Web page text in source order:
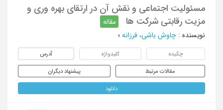
مسئولیت اجتماعی و نقش آن در ارتقای بهره وری و
مزیت رقابتی شرکت ها
مقاله
نویسنده : چاوش باشی، فرزانه ؛
چکیده کلیدواژه آدرس
مقالات مرتبط پیشنهاد دیگران
دانلود